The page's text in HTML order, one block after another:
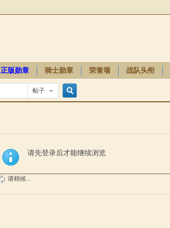
正版勋章 骑士勋章 荣誉墙 战队头衔
帖子
索
请先登录后才能继续浏览
请稍候...